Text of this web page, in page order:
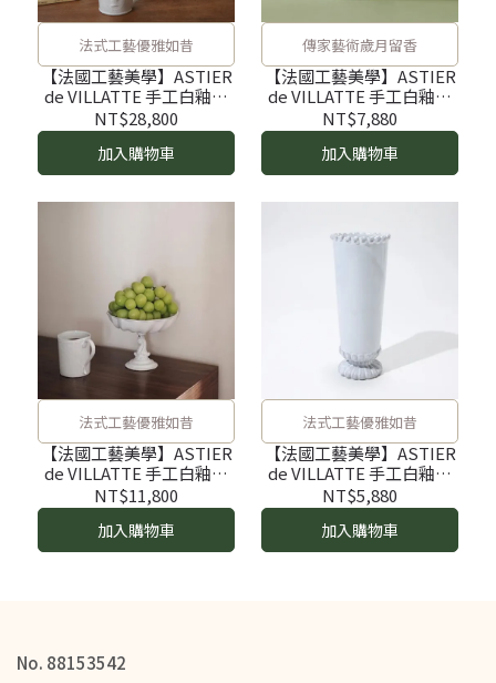
法式工藝優雅如昔
【法國工藝美學】ASTIER
de VILLATTE 手工白釉陶
瓷八角茶壺組｜一壺二杯
NT$28,800
加入購物車
傳家藝術歲月留香
【法國工藝美學】ASTIER
de VILLATTE 手工白釉陶
瓷浮雕馬克杯
NT$7,880
加入購物車
法式工藝優雅如昔
【法國工藝美學】ASTIER
de VILLATTE 手工白釉陶
瓷浮雕高台缽
NT$11,800
加入購物車
法式工藝優雅如昔
【法國工藝美學】ASTIER
de VILLATTE 手工白釉陶
瓷珍珠花瓶
NT$5,880
加入購物車
No. 88153542